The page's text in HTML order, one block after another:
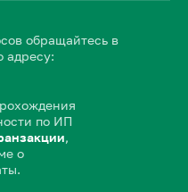
обращайтесь в
адресу:
по ИП
,
о